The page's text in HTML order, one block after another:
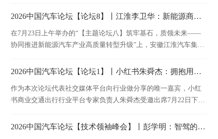
行业权威组织——中国汽车工业协会，将继续充分发挥桥梁和纽
流平台，继续助推我国汽车产业高质量发展，早日共圆汽车强国
梦！
2026中国汽车论坛【论坛8】丨江淮李卫华：新能源商用车产业链技术质量与安全管控实践
在7月23日上午举办的“【主题论坛八】筑牢基石，质领未来——
协同推进新能源汽车产业高质量转型升级”上，安徽江淮汽车集团
2026中国汽车论坛【论坛1】丨小红书朱舜杰：拥抱用户，建立长效经营阵地
作为本次论坛代表社交媒体平台向行业做分享的唯一嘉宾，小红
书商业交通出行行业平台专家负责人朱舜杰受邀出席7月22日下午
的精彩演讲。
2026中国汽车论坛【技术领袖峰会】丨彭学明：智驾的发展路径和思考